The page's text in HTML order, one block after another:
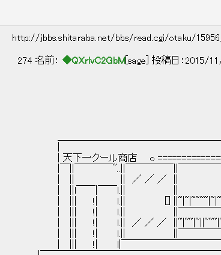
http://jbbs.shitaraba.net/bbs/read.cgi/otaku/
274 名前： ◆QXrlvC2GbM [sage] 投稿日：2015/
| |
| 天下一クール商店 o
|￣||￣￣￣￣~..||￣￣￣￣￣||￣￣￣￣￣
| || || ／ ／ ／ || ||
| ||l￣￣|￣￣l.||
| ||| !| l.|| []
| ||| !| l.|| ||￣￣￣￣￣
| ||| !| l.|| ／ ／ ／
| ||| !| l.|| ||￣￣￣￣￣
| ||| !| l|￣￣￣￣￣￣￣￣￣￣￣